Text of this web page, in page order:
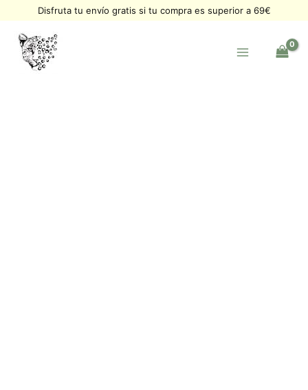
al
contenido
Disfruta tu envío gratis si tu compra es superior a 69€